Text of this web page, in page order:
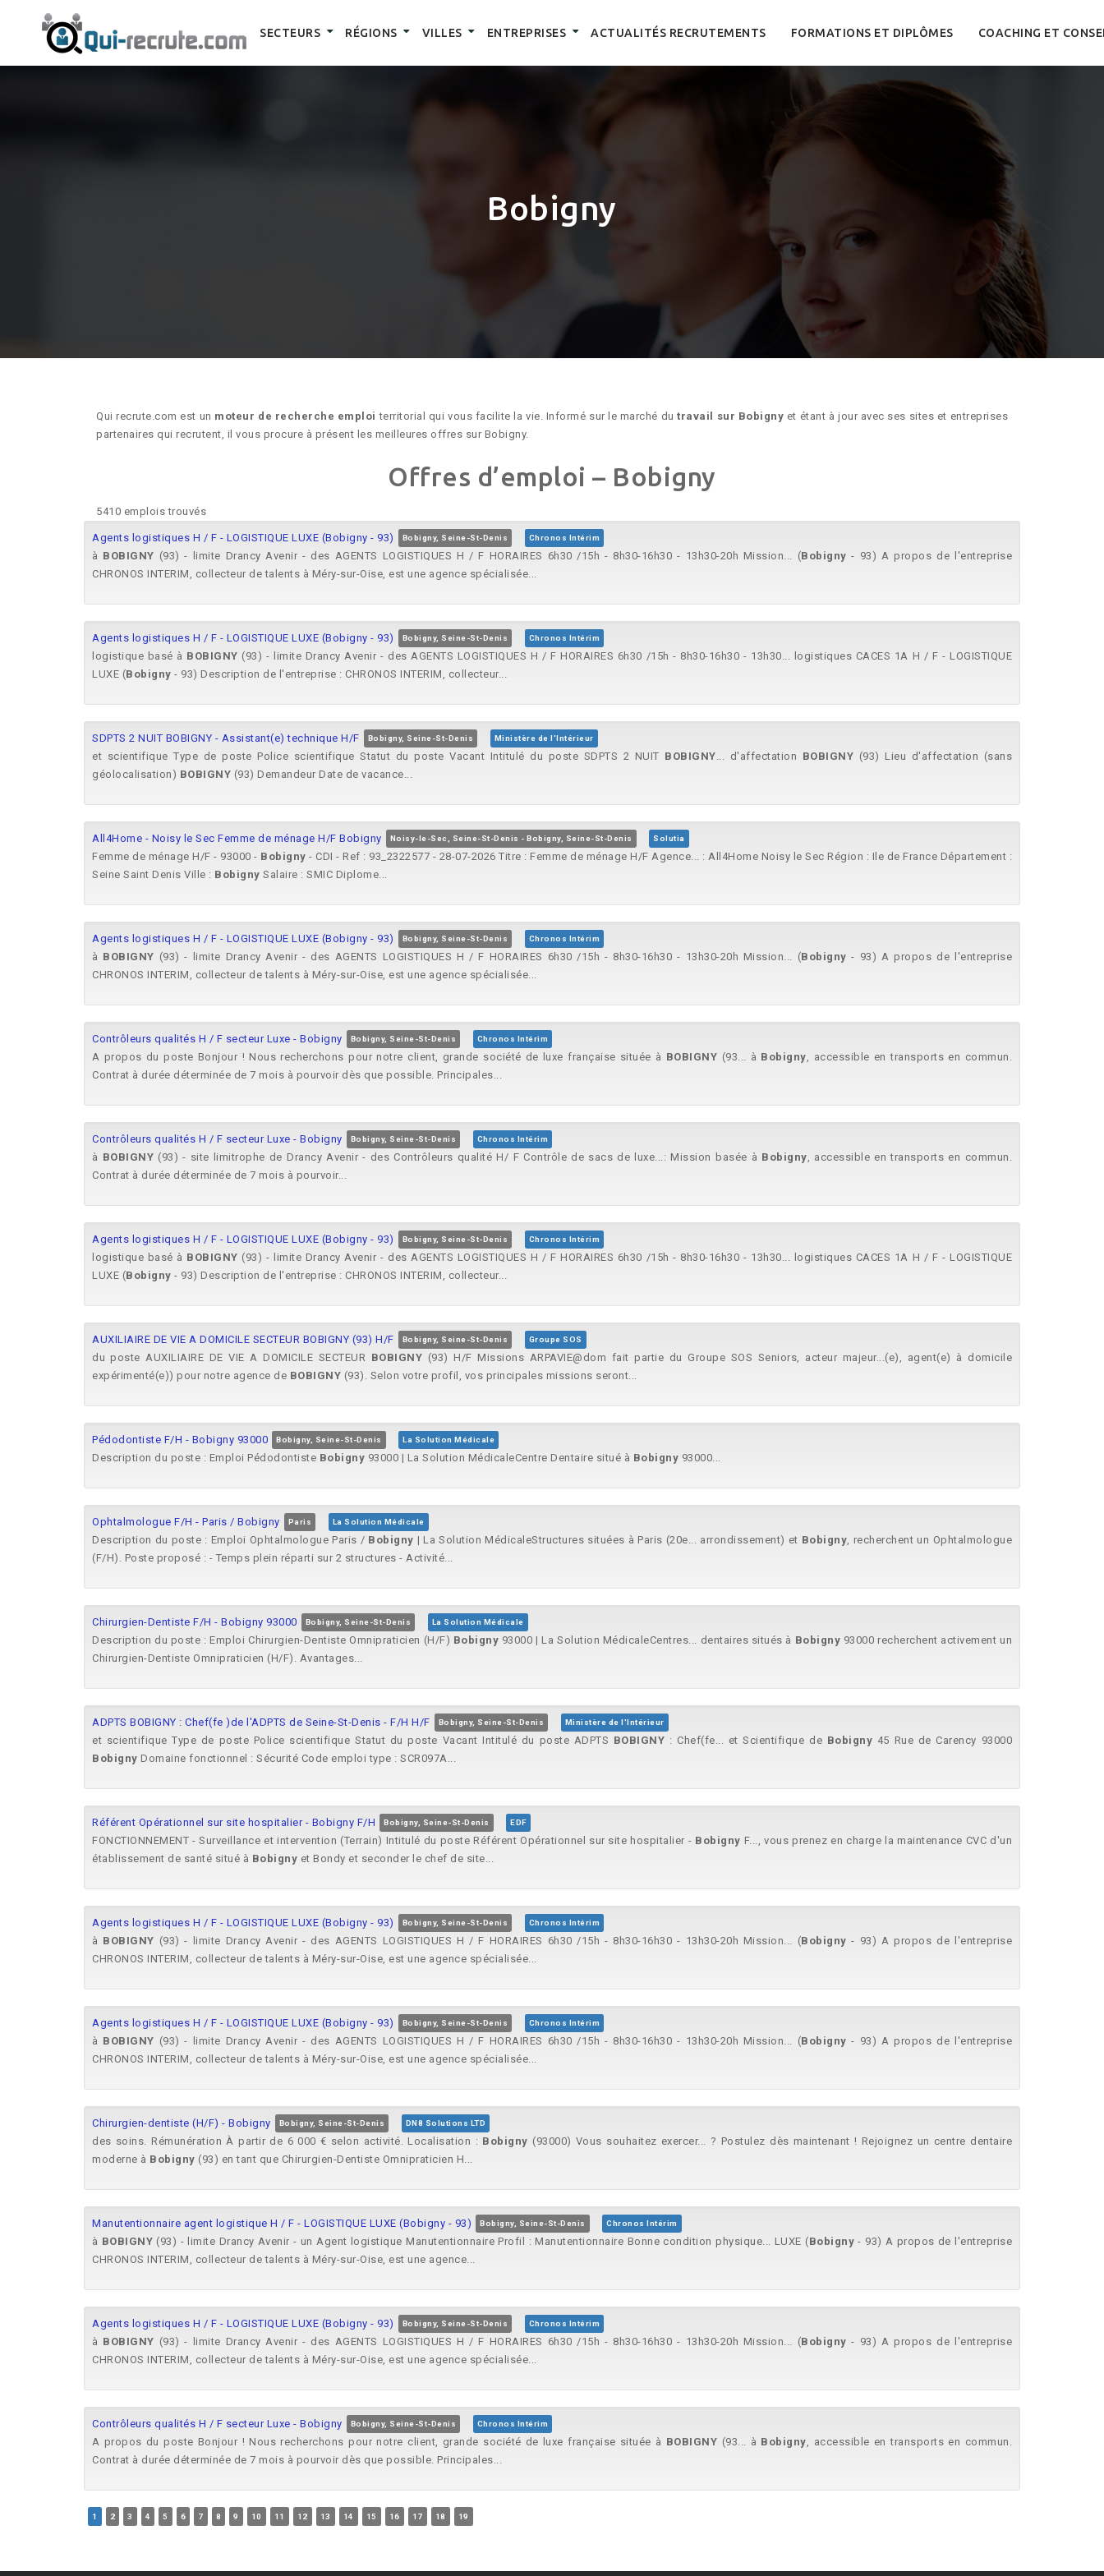
SECTEURS RÉGIONS VILLES ENTREPRISES ACTUALITÉS RECRUTEMENTS FORMATIONS ET DIPLÔMES COACHING ET
Bobigny
Qui recrute.com est un moteur de recherche emploi territorial qui vous facilite la vie. Informé sur le marché du travail sur Bobigny et étant à jour avec ses sites et entreprises
partenaires qui recrutent, il vous procure à présent les meilleures offres sur Bobigny.
Offres d’emploi – Bobigny
5410 emplois trouvés
Agents logistiques H / F - LOGISTIQUE LUXE (Bobigny - 93) Bobigny, Seine-St-Denis Chronos Intérim
à BOBIGNY (93) - limite Drancy Avenir - des AGENTS LOGISTIQUES H / F HORAIRES 6h30 /15h - 8h30-16h30 - 13h30-20h Mission... (Bobigny - 93) A propos de l'entreprise
CHRONOS INTERIM, collecteur de talents à Méry-sur-Oise, est une agence spécialisée...
Agents logistiques H / F - LOGISTIQUE LUXE (Bobigny - 93) Bobigny, Seine-St-Denis Chronos Intérim
logistique basé à BOBIGNY (93) - limite Drancy Avenir - des AGENTS LOGISTIQUES H / F HORAIRES 6h30 /15h - 8h30-16h30 - 13h30... logistiques CACES 1A H / F - LOGISTIQUE
LUXE (Bobigny - 93) Description de l'entreprise : CHRONOS INTERIM, collecteur...
SDPTS 2 NUIT BOBIGNY - Assistant(e) technique H/F Bobigny, Seine-St-Denis Ministère de l'Intérieur
et scientifique Type de poste Police scientifique Statut du poste Vacant Intitulé du poste SDPTS 2 NUIT BOBIGNY... d'affectation BOBIGNY (93) Lieu d'affectation (sans
géolocalisation) BOBIGNY (93) Demandeur Date de vacance...
All4Home - Noisy le Sec Femme de ménage H/F Bobigny Noisy-le-Sec, Seine-St-Denis - Bobigny, Seine-St-Denis Solutia
Femme de ménage H/F - 93000 - Bobigny - CDI - Ref : 93_2322577 - 28-07-2026 Titre : Femme de ménage H/F Agence... : All4Home Noisy le Sec Région : Ile de France Département :
Seine Saint Denis Ville : Bobigny Salaire : SMIC Diplome...
Agents logistiques H / F - LOGISTIQUE LUXE (Bobigny - 93) Bobigny, Seine-St-Denis Chronos Intérim
à BOBIGNY (93) - limite Drancy Avenir - des AGENTS LOGISTIQUES H / F HORAIRES 6h30 /15h - 8h30-16h30 - 13h30-20h Mission... (Bobigny - 93) A propos de l'entreprise
CHRONOS INTERIM, collecteur de talents à Méry-sur-Oise, est une agence spécialisée...
Contrôleurs qualités H / F secteur Luxe - Bobigny Bobigny, Seine-St-Denis Chronos Intérim
A propos du poste Bonjour ! Nous recherchons pour notre client, grande société de luxe française située à BOBIGNY (93... à Bobigny, accessible en transports en commun.
Contrat à durée déterminée de 7 mois à pourvoir dès que possible. Principales...
Contrôleurs qualités H / F secteur Luxe - Bobigny Bobigny, Seine-St-Denis Chronos Intérim
à BOBIGNY (93) - site limitrophe de Drancy Avenir - des Contrôleurs qualité H/ F Contrôle de sacs de luxe...: Mission basée à Bobigny, accessible en transports en commun.
Contrat à durée déterminée de 7 mois à pourvoir...
Agents logistiques H / F - LOGISTIQUE LUXE (Bobigny - 93) Bobigny, Seine-St-Denis Chronos Intérim
logistique basé à BOBIGNY (93) - limite Drancy Avenir - des AGENTS LOGISTIQUES H / F HORAIRES 6h30 /15h - 8h30-16h30 - 13h30... logistiques CACES 1A H / F - LOGISTIQUE
LUXE (Bobigny - 93) Description de l'entreprise : CHRONOS INTERIM, collecteur...
AUXILIAIRE DE VIE A DOMICILE SECTEUR BOBIGNY (93) H/F Bobigny, Seine-St-Denis Groupe SOS
du poste AUXILIAIRE DE VIE A DOMICILE SECTEUR BOBIGNY (93) H/F Missions ARPAVIE@dom fait partie du Groupe SOS Seniors, acteur majeur...(e), agent(e) à domicile
expérimenté(e)) pour notre agence de BOBIGNY (93). Selon votre profil, vos principales missions seront...
Pédodontiste F/H - Bobigny 93000 Bobigny, Seine-St-Denis La Solution Médicale
Description du poste : Emploi Pédodontiste Bobigny 93000 | La Solution MédicaleCentre Dentaire situé à Bobigny 93000...
Ophtalmologue F/H - Paris / Bobigny Paris La Solution Médicale
Description du poste : Emploi Ophtalmologue Paris / Bobigny | La Solution MédicaleStructures situées à Paris (20e... arrondissement) et Bobigny, recherchent un Ophtalmologue
(F/H). Poste proposé : - Temps plein réparti sur 2 structures - Activité...
Chirurgien-Dentiste F/H - Bobigny 93000 Bobigny, Seine-St-Denis La Solution Médicale
Description du poste : Emploi Chirurgien-Dentiste Omnipraticien (H/F) Bobigny 93000 | La Solution MédicaleCentres... dentaires situés à Bobigny 93000 recherchent activement un
Chirurgien-Dentiste Omnipraticien (H/F). Avantages...
ADPTS BOBIGNY : Chef(fe )de l'ADPTS de Seine-St-Denis - F/H H/F Bobigny, Seine-St-Denis Ministère de l'Intérieur
et scientifique Type de poste Police scientifique Statut du poste Vacant Intitulé du poste ADPTS BOBIGNY : Chef(fe... et Scientifique de Bobigny 45 Rue de Carency 93000
Bobigny Domaine fonctionnel : Sécurité Code emploi type : SCR097A...
Référent Opérationnel sur site hospitalier - Bobigny F/H Bobigny, Seine-St-Denis EDF
FONCTIONNEMENT - Surveillance et intervention (Terrain) Intitulé du poste Référent Opérationnel sur site hospitalier - Bobigny F..., vous prenez en charge la maintenance CVC d'un
établissement de santé situé à Bobigny et Bondy et seconder le chef de site...
Agents logistiques H / F - LOGISTIQUE LUXE (Bobigny - 93) Bobigny, Seine-St-Denis Chronos Intérim
à BOBIGNY (93) - limite Drancy Avenir - des AGENTS LOGISTIQUES H / F HORAIRES 6h30 /15h - 8h30-16h30 - 13h30-20h Mission... (Bobigny - 93) A propos de l'entreprise
CHRONOS INTERIM, collecteur de talents à Méry-sur-Oise, est une agence spécialisée...
Agents logistiques H / F - LOGISTIQUE LUXE (Bobigny - 93) Bobigny, Seine-St-Denis Chronos Intérim
à BOBIGNY (93) - limite Drancy Avenir - des AGENTS LOGISTIQUES H / F HORAIRES 6h30 /15h - 8h30-16h30 - 13h30-20h Mission... (Bobigny - 93) A propos de l'entreprise
CHRONOS INTERIM, collecteur de talents à Méry-sur-Oise, est une agence spécialisée...
Chirurgien-dentiste (H/F) - Bobigny Bobigny, Seine-St-Denis DN8 Solutions LTD
des soins. Rémunération À partir de 6 000 € selon activité. Localisation : Bobigny (93000) Vous souhaitez exercer... ? Postulez dès maintenant ! Rejoignez un centre dentaire
moderne à Bobigny (93) en tant que Chirurgien-Dentiste Omnipraticien H...
Manutentionnaire agent logistique H / F - LOGISTIQUE LUXE (Bobigny - 93) Bobigny, Seine-St-Denis Chronos Intérim
à BOBIGNY (93) - limite Drancy Avenir - un Agent logistique Manutentionnaire Profil : Manutentionnaire Bonne condition physique... LUXE (Bobigny - 93) A propos de l'entreprise
CHRONOS INTERIM, collecteur de talents à Méry-sur-Oise, est une agence...
Agents logistiques H / F - LOGISTIQUE LUXE (Bobigny - 93) Bobigny, Seine-St-Denis Chronos Intérim
à BOBIGNY (93) - limite Drancy Avenir - des AGENTS LOGISTIQUES H / F HORAIRES 6h30 /15h - 8h30-16h30 - 13h30-20h Mission... (Bobigny - 93) A propos de l'entreprise
CHRONOS INTERIM, collecteur de talents à Méry-sur-Oise, est une agence spécialisée...
Contrôleurs qualités H / F secteur Luxe - Bobigny Bobigny, Seine-St-Denis Chronos Intérim
A propos du poste Bonjour ! Nous recherchons pour notre client, grande société de luxe française située à BOBIGNY (93... à Bobigny, accessible en transports en commun.
Contrat à durée déterminée de 7 mois à pourvoir dès que possible. Principales...
1 2 3 4 5 6 7 8 9 10 11 12 13 14 15 16 17 18 19